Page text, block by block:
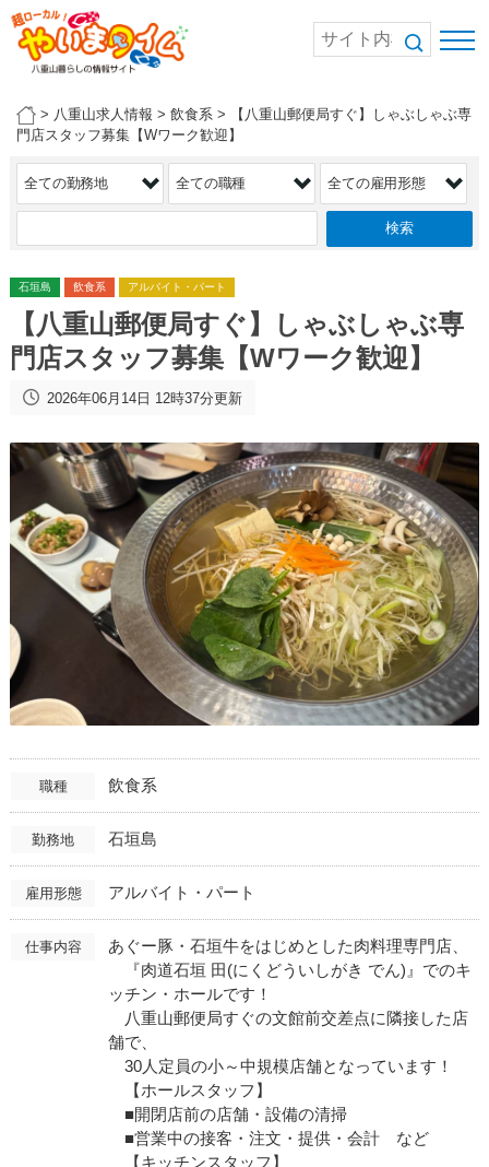
> 八重山求人情報 > 飲食系>
【八重山郵便局すぐ】しゃぶしゃぶ専
門店スタッフ募集【Wワーク歓迎】
石垣島 飲食系 アルバイト・パート
【八重山郵便局すぐ】しゃぶしゃぶ専
門店スタッフ募集【Wワーク歓迎】
2026年06月14日 12時37分更新
職種 飲食系
勤務地 石垣島
雇用形態 アルバイト・パート
仕事内容
あぐー豚・石垣牛をはじめとした肉料理専門店、
『肉道石垣 田(にくどういしがき でん)』でのキ
ッチン・ホールです！
八重山郵便局すぐの文館前交差点に隣接した店
舗で、
30人定員の小～中規模店舗となっています！
【ホールスタッフ】
■開閉店前の店舗・設備の清掃
■営業中の接客・注文・提供・会計 など
【キッチンスタッフ】